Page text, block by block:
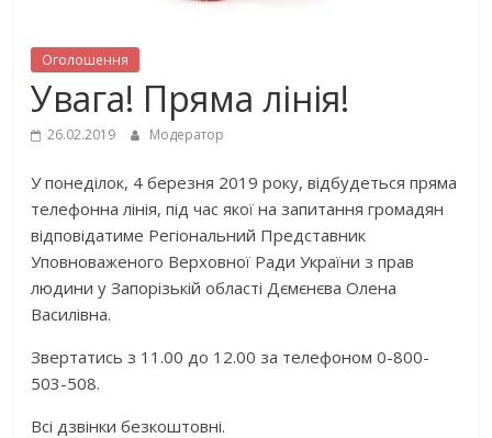
Оголошення
Увага! Пряма лінія!
26.02.2019 Модератор
У понеділок, 4 березня 2019 року, відбудеться пряма
телефонна лінія, під час якої на запитання громадян
відповідатиме Регіональний Представник
Уповноваженого Верховної Ради України з прав
людини у Запорізькій області Дємєнєва Олена
Василівна.
Звертатись з 11.00 до 12.00 за телефоном 0-800-
503-508.
Всі дзвінки безкоштовні.